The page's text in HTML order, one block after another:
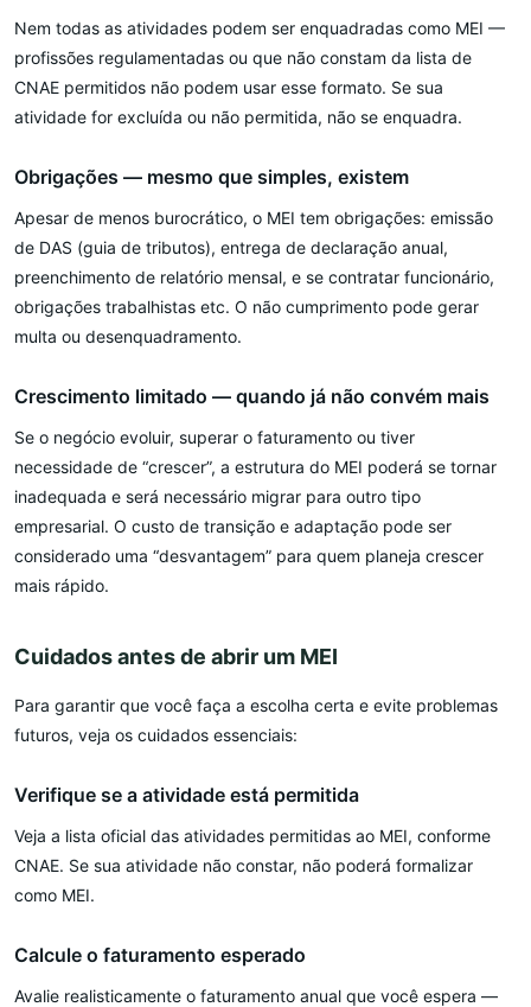
Nem todas as atividades podem ser enquadradas como MEI —
profissões regulamentadas ou que não constam da lista de
CNAE permitidos não podem usar esse formato. Se sua
atividade for excluída ou não permitida, não se enquadra.
Obrigações — mesmo que simples, existem
Apesar de menos burocrático, o MEI tem obrigações: emissão
de DAS (guia de tributos), entrega de declaração anual,
preenchimento de relatório mensal, e se contratar funcionário,
obrigações trabalhistas etc. O não cumprimento pode gerar
multa ou desenquadramento.
Crescimento limitado — quando já não convém mais
Se o negócio evoluir, superar o faturamento ou tiver
necessidade de “crescer”, a estrutura do MEI poderá se tornar
inadequada e será necessário migrar para outro tipo
empresarial. O custo de transição e adaptação pode ser
considerado uma “desvantagem” para quem planeja crescer
mais rápido.
Cuidados antes de abrir um MEI
Para garantir que você faça a escolha certa e evite problemas
futuros, veja os cuidados essenciais:
Verifique se a atividade está permitida
Veja a lista oficial das atividades permitidas ao MEI, conforme
CNAE. Se sua atividade não constar, não poderá formalizar
como MEI.
Calcule o faturamento esperado
Avalie realisticamente o faturamento anual que você espera —